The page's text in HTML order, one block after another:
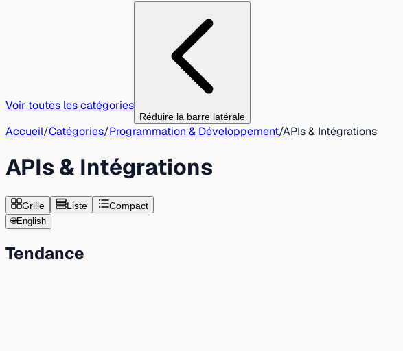
Voir toutes les catégories
Réduire la barre latérale
Accueil/Catégories/Programmation & Développement/APIs & Intégrations
APIs & Intégrations
Grille Liste Compact
🌐English
Tendance